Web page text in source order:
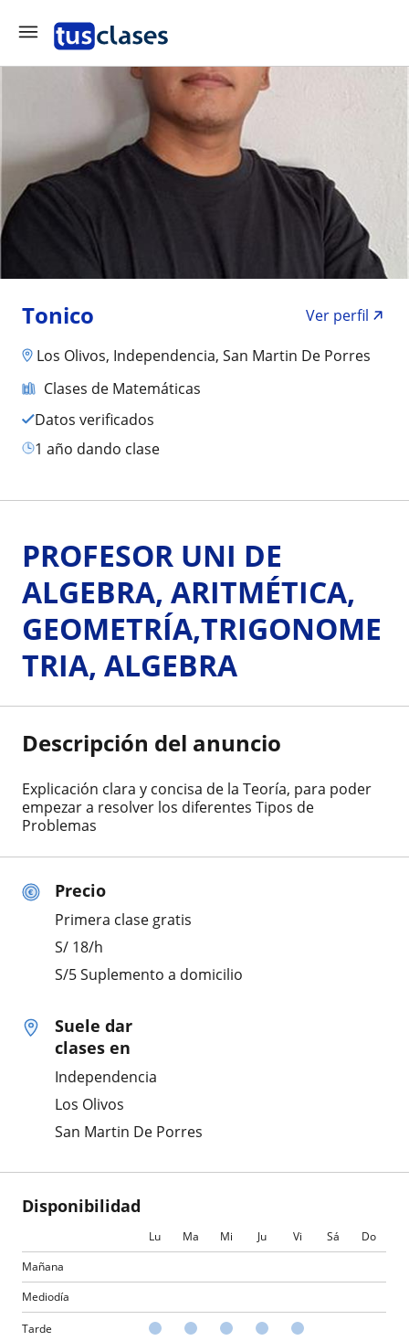
Tonico
Ver perfil
Los Olivos, Independencia, San Martin De Porres
Clases de Matemáticas
Datos verificados
1 año dando clase
Precio
Primera clase gratis
S/ 18/h
S/5 Suplemento a domicilio
Suele dar
clases en
Independencia
Los Olivos
San Martin De Porres
Disponibilidad
Lu Ma Mi Ju Vi Sá
Do
Mañana
Mediodía
Tarde
PROFESOR UNI DE
ALGEBRA, ARITMÉTICA,
GEOMETRÍA,TRIGONOME
TRIA, ALGEBRA
Descripción del anuncio
Explicación clara y concisa de la Teoría, para poder
empezar a resolver los diferentes Tipos de
Problemas